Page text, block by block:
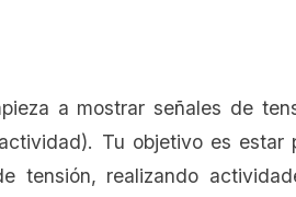
a mostrar señales de
Tu objetivo es estar
tensión, realizando